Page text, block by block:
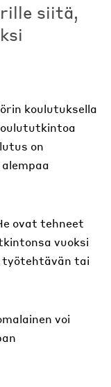
siitä,
koulutuksella
on
ovat tehneet
vuoksi
työtehtävän tai
voi